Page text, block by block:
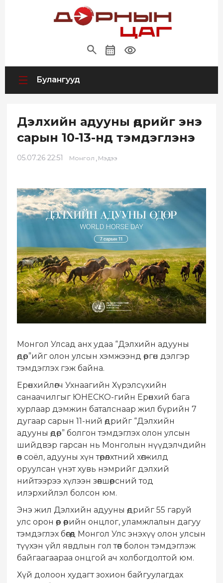
Булангууд
Дэлхийн адууны өдрийг энэ
сарын 10-13-нд тэмдэглэнэ
05.07.26 22:51 Монгол , Мэдээ
Монгол Улсад анх удаа “Дэлхийн адууны
өдөр”ийг олон улсын хэмжээнд өргөн дэлгэр
тэмдэглэх гэж байна.
Ерөнхийлөгч Ухнаагийн Хүрэлсүхийн
санаачилгыг ЮНЕСКО-гийн Ерөнхий бага
хурлаар дэмжин баталснаар жил бүрийн 7
дугаар сарын 11-ний өдрийг “Дэлхийн
адууны өдөр” болгон тэмдэглэх олон улсын
шийдвэр гарсан нь Монголын нүүдэлчдийн
өв соёл, адууны хүн төрөлхтний хөгжилд
оруулсан үнэт хувь нэмрийг дэлхий
нийтээрээ хүлээн зөвшөөрсний тод
илэрхийлэл болсон юм.
Энэ жил Дэлхийн адууны өдрийг 55 гаруй
улс орон өөр өөрийн онцлог, уламжлалын дагуу
тэмдэглэх бөгөөд Монгол Улс энэхүү олон улсын
түүхэн үйл явдлын гол төв болон тэмдэглэж
байгаагаараа онцгой ач холбогдолтой юм.
Хүй долоон худагт зохион байгуулагдах